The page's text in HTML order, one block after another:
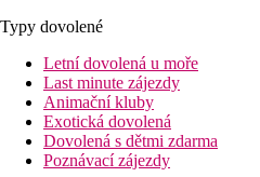
Typy dovolené
Letní dovolená u moře
Last minute zájezdy
Animační kluby
Exotická dovolená
Dovolená s dětmi zdarma
Poznávací zájezdy